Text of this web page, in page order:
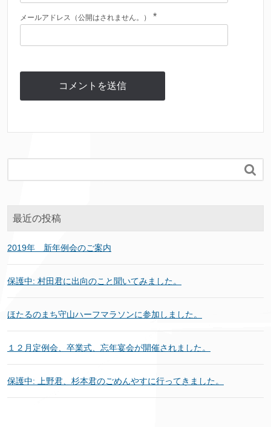
メールアドレス（公開はされません。） *

最近の投稿
2019年 新年例会のご案内
保護中: 村田君に出向のこと聞いてみました。
ほたるのまち守山ハーフマラソンに参加しました。
１２月定例会、卒業式、忘年宴会が開催されました。
保護中: 上野君、杉本君のごめんやすに行ってきました。